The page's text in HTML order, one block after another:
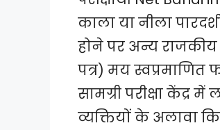
काला या नीला
होने पर अन्य राजकीय
पत्र) मय स्वप्रमाणित
सामग्री परीक्षा केंद्र
व्यक्तियों के अलावा